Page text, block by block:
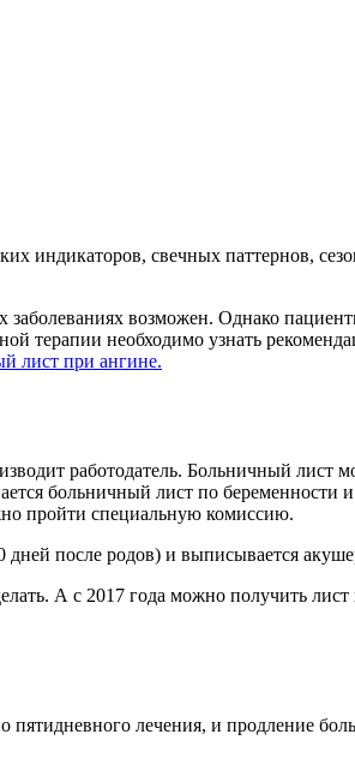
индикаторов, свечных паттернов,
заболеваниях возможен. Однако
терапии необходимо узнать
лист при ангине.
работодатель. Больничный лист
больничный лист по беременности
пройти специальную комиссию.
после родов) и выписывается
А с 2017 года можно получить лист
лечения, и продление